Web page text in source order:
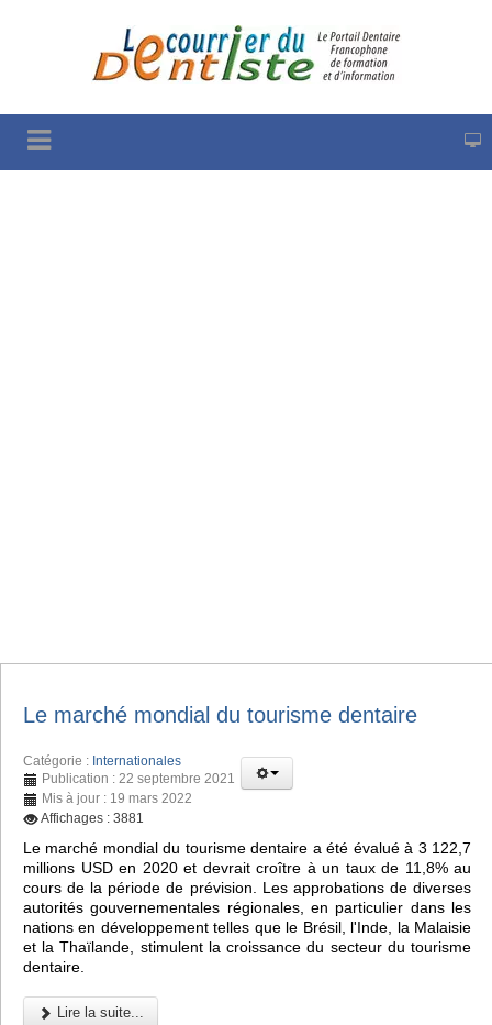
Le marché mondial du tourisme dentaire
Catégorie : Internationales
Publication : 22 septembre 2021
Mis à jour : 19 mars 2022
Affichages : 3881
Le marché mondial du tourisme dentaire a été évalué à 3 122,7
millions USD en 2020 et devrait croître à un taux de 11,8% au
cours de la période de prévision. Les approbations de diverses
autorités gouvernementales régionales, en particulier dans les
nations en développement telles que le Brésil, l'Inde, la Malaisie
et la Thaïlande, stimulent la croissance du secteur du tourisme
dentaire.
Lire la suite...